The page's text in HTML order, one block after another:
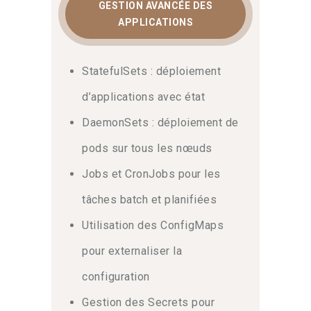
GESTION AVANCÉE DES
APPLICATIONS
StatefulSets : déploiement
d’applications avec état
DaemonSets : déploiement de
pods sur tous les nœuds
Jobs et CronJobs pour les
tâches batch et planifiées
Utilisation des ConfigMaps
pour externaliser la
configuration
Gestion des Secrets pour